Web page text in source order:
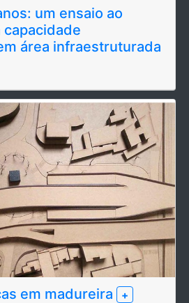
um ensaio ao
área infraestruturada
em madureira +